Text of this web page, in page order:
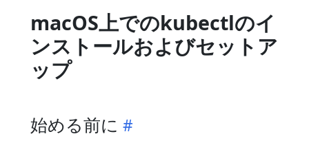
macOS上でのkubectlのイ
ンストールおよびセットア
ップ
始める前に